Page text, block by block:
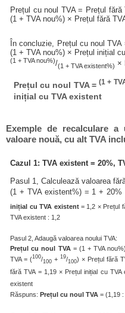
Prețul cu noul TVA = Prețul
(1 + TVA nou%) × Prețul fără
În concluzie, Prețul cu noul
(1 + TVA nou%) × Prețul inițial
(1 + TVA nou%)/(1 + TVA existent%) ×
Prețul cu noul TVA =(1 +
inițial cu TVA existent
Exemple de recalculare
valoare nouă, cu alt TVA
Cazul 1: TVA existent = 20%,
Pasul 1, Calculează valoarea
(1 + TVA existent%) = 1 + 20%
inițial cu TVA existent= 1,2 × Prețul
TVA existent : 1,2
Pasul 2, Adaugă valoarea noului TVA:
Prețul cu noul TVA= (1 + TVA
TVA = (100/100 + 19/100) × Prețul fără
fără TVA = 1,19 × Prețul inițial cu TVA
existent
Răspuns:Prețul cu noul TVA = (1,19 :